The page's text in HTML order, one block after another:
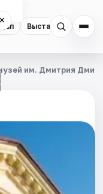
Выставки
×
☾
им. Дмитрия